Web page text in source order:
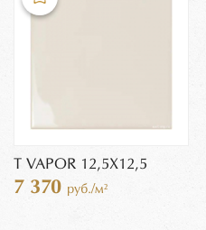
T VAPOR 12,5X12,5
7 370 руб./м²